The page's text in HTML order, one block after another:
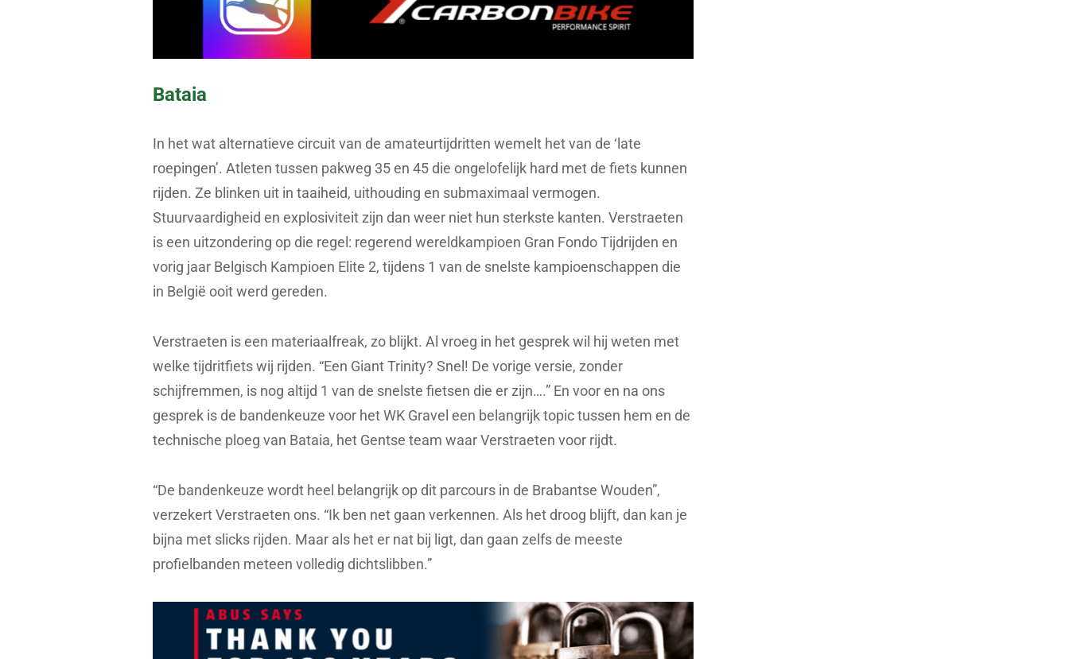
Bataia
In het wat alternatieve circuit van de amateurtijdritten wemelt het van de ‘late
roepingen’. Atleten tussen pakweg 35 en 45 die ongelofelijk hard met de fiets kunnen
rijden. Ze blinken uit in taaiheid, uithouding en submaximaal vermogen.
Stuurvaardigheid en explosiviteit zijn dan weer niet hun sterkste kanten. Verstraeten
is een uitzondering op die regel: regerend wereldkampioen Gran Fondo Tijdrijden en
vorig jaar Belgisch Kampioen Elite 2, tijdens 1 van de snelste kampioenschappen die
in België ooit werd gereden.
Verstraeten is een materiaalfreak, zo blijkt. Al vroeg in het gesprek wil hij weten met
welke tijdritfiets wij rijden. “Een Giant Trinity? Snel! De vorige versie, zonder
schijfremmen, is nog altijd 1 van de snelste fietsen die er zijn….” En voor en na ons
gesprek is de bandenkeuze voor het WK Gravel een belangrijk topic tussen hem en de
technische ploeg van Bataia, het Gentse team waar Verstraeten voor rijdt.
“De bandenkeuze wordt heel belangrijk op dit parcours in de Brabantse Wouden”,
verzekert Verstraeten ons. “Ik ben net gaan verkennen. Als het droog blijft, dan kan je
bijna met slicks rijden. Maar als het er nat bij ligt, dan gaan zelfs de meeste
profielbanden meteen volledig dichtslibben.”